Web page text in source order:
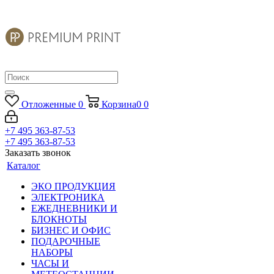
Отложенные 0 Корзина0 0
+7 495 363-87-53
+7 495 363-87-53
Заказать звонок
Каталог
ЭКО ПРОДУКЦИЯ
ЭЛЕКТРОНИКА
ЕЖЕДНЕВНИКИ И
БЛОКНОТЫ
БИЗНЕС И ОФИС
ПОДАРОЧНЫЕ
НАБОРЫ
ЧАСЫ И